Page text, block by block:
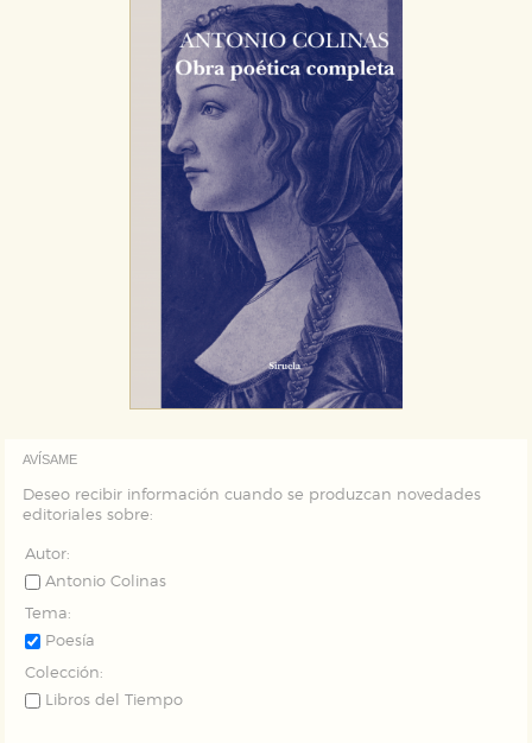
AVÍSAME
Deseo recibir información cuando se produzcan novedades
editoriales sobre:
Autor:
Antonio Colinas
Tema:
Poesía
Colección:
Libros del Tiempo